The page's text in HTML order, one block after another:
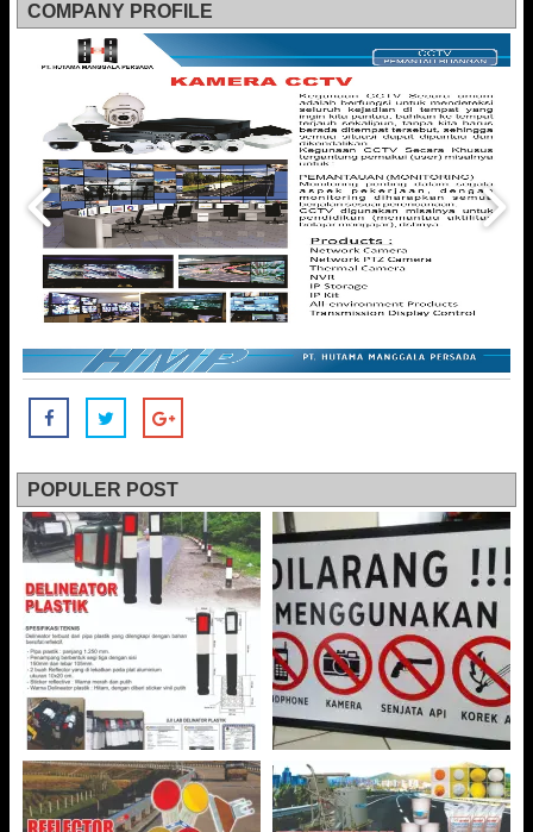
COMPANY PROFILE
POPULER POST